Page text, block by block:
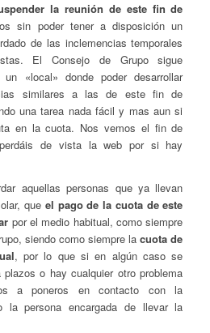
la reunión de este fin de
sin poder tener a disposición un
de las inclemencias temporales
El Consejo de Grupo sigue
un «local» donde poder desarrollar
similares a las de este fin de
una tarea nada fácil y mas aun si
en la cuota. Nos vemos el fin de
de vista la web por si hay
aquellas personas que ya llevan
que el pago de la cuota de este
por el medio habitual, como siempre
siendo como siempre lacuota de
, por lo que si en algún caso se
o hay cualquier otro problema
a poneros en contacto con la
la persona encargada de llevar la